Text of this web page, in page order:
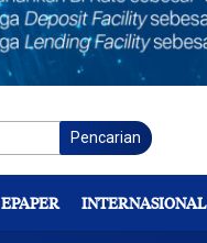
Pencarian
EPAPER INTERNASIONAL